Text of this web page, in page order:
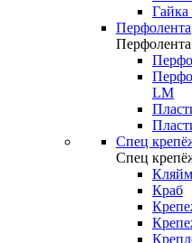
Гайка
Перфолента
Перфолента
LM
Спец
Спец
Краб